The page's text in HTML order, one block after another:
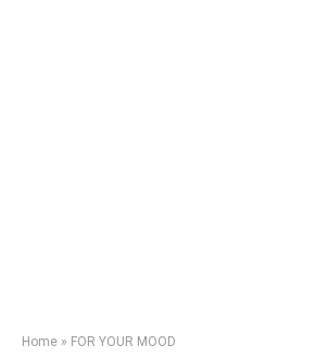
Home » FOR YOUR MOOD